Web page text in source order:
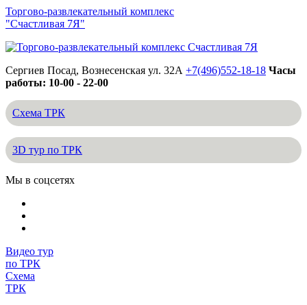
Торгово-развлекательный комплекс
"Счастливая 7Я"
Сергиев Посад, Вознесенская ул. 32А +7(496)552-18-18 Часы
работы: 10-00 - 22-00
Схема ТРК
3D тур по ТРК
Мы в соцсетях
Видео тур
по ТРК
Схема
ТРК